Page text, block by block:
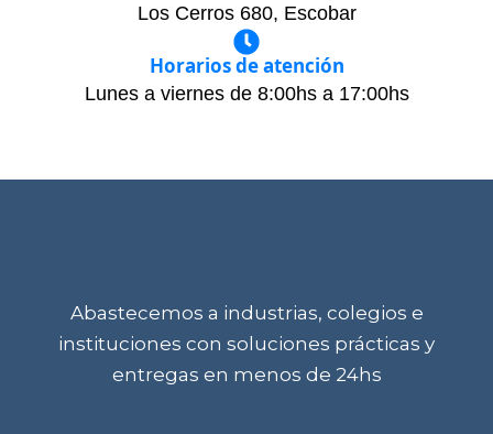
Los Cerros 680, Escobar
Horarios de atención
Lunes a viernes de 8:00hs a 17:00hs
Abastecemos a industrias, colegios e
instituciones con soluciones prácticas y
entregas en menos de 24hs